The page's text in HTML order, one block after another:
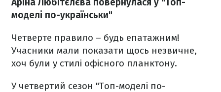
моделі по-українськи"
Четверте правило – будь епатажним!
Учасники мали показати щось незвичне,
хоч були у стилі офісного планктону.
У четвертий сезон "Топ-моделі по-